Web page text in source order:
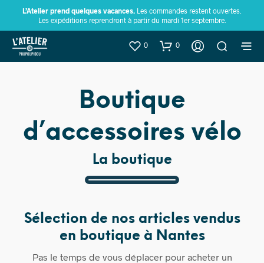
L’Atelier prend quelques vacances. Les commandes restent ouvertes.
Les expéditions reprendront à partir du mardi 1er septembre.
0 0
Boutique
d’accessoires vélo
La boutique
Sélection de nos articles vendus
en boutique à Nantes
Pas le temps de vous déplacer pour acheter un